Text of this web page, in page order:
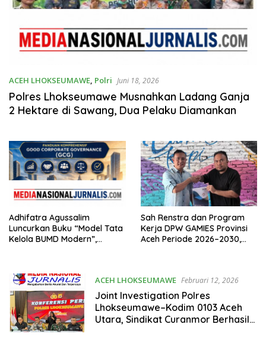
ACEH LHOKSEUMAWE, Polri Juni 18, 2026
Polres Lhokseumawe Musnahkan Ladang Ganja
2 Hektare di Sawang, Dua Pelaku Diamankan
Adhifatra Agussalim
Luncurkan Buku “Model Tata
Kelola BUMD Modern”,
Transformasi BUMD
Indonesia
Sah Renstra dan Program
Kerja DPW GAMIES Provinsi
Aceh Periode 2026–2030,
ACEH LHOKSEUMAWE Februari 12, 2026
Joint Investigation Polres
Lhokseumawe–Kodim 0103 Aceh
Utara, Sindikat Curanmor Berhasil